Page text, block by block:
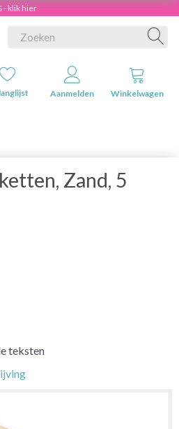
- klik hier
Aanmelden Winkelwagen
Zand, 5
teksten